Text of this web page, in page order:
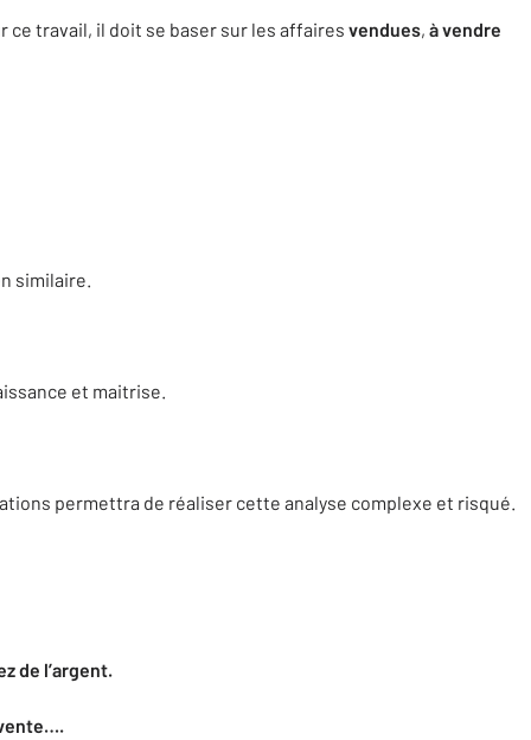
ce travail, il doit se baser sur les affaires vendues, à vendre
similaire.
et maitrise.
permettra de réaliser cette analyse complexe et risqué.
de l’argent.